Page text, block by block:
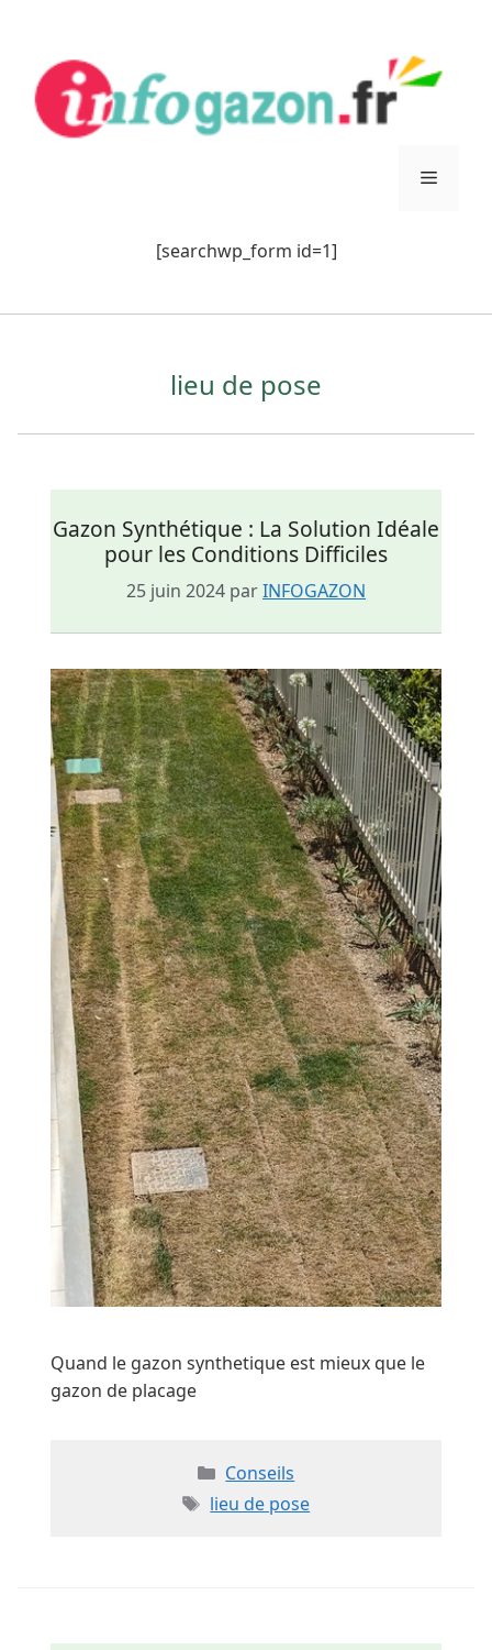
contenu
Menu
[searchwp_form id=1]
lieu de pose
Gazon Synthétique : La Solution Idéale
pour les Conditions Difficiles
25 juin 2024 parINFOGAZON
Quand le gazon synthetique est mieux que le
gazon de placage
Catégories
Conseils
Étiquettes
lieu de pose